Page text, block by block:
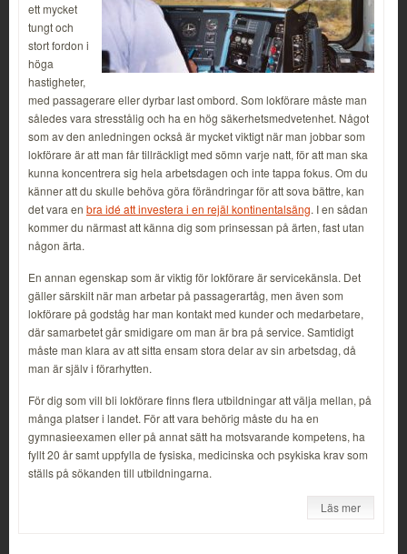
ett mycket
tungt och
stort fordon i
höga
hastigheter,
med passagerare eller dyrbar last ombord. Som lokförare måste man
således vara stresstålig och ha en hög säkerhetsmedvetenhet. Något
som av den anledningen också är mycket viktigt när man jobbar som
lokförare är att man får tillräckligt med sömn varje natt, för att man ska
kunna koncentrera sig hela arbetsdagen och inte tappa fokus. Om du
känner att du skulle behöva göra förändringar för att sova bättre, kan
det vara en bra idé att investera i en rejäl kontinentalsäng. I en sådan
kommer du närmast att känna dig som prinsessan på ärten, fast utan
någon ärta.
En annan egenskap som är viktig för lokförare är servicekänsla. Det
gäller särskilt när man arbetar på passagerartåg, men även som
lokförare på godståg har man kontakt med kunder och medarbetare,
där samarbetet går smidigare om man är bra på service. Samtidigt
måste man klara av att sitta ensam stora delar av sin arbetsdag, då
man är själv i förarhytten.
För dig som vill bli lokförare finns flera utbildningar att välja mellan, på
många platser i landet. För att vara behörig måste du ha en
gymnasieexamen eller på annat sätt ha motsvarande kompetens, ha
fyllt 20 år samt uppfylla de fysiska, medicinska och psykiska krav som
ställs på sökanden till utbildningarna.
Läs mer